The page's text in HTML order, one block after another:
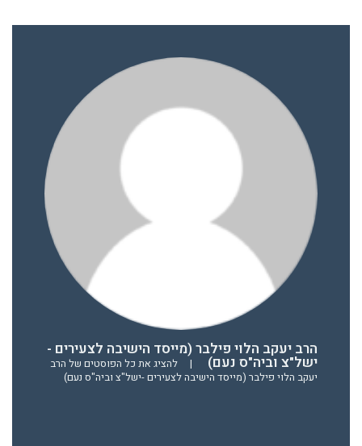
הרב יעקב הלוי פילבר (מייסד הישיבה לצעירים -
ישל"צ וביה"ס נעם) |
להציג את כל הפוסטים של הרב
יעקב הלוי פילבר (מייסד הישיבה לצעירים -ישל"צ וביה"ס נעם)